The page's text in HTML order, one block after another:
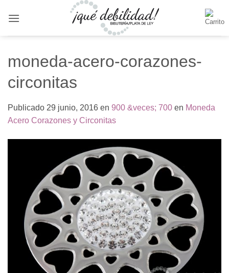
moneda-acero-corazones-
circonitas
Publicado 29 junio, 2016 en 900 &veces; 700 en Moneda
Acero Corazones y Circonitas